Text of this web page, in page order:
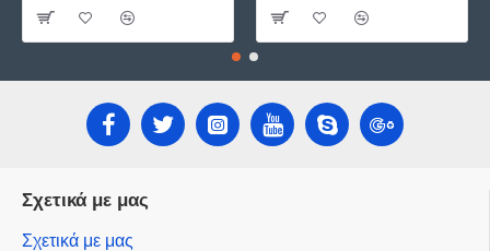
Σχετικά με μας
Σχετικά με μας